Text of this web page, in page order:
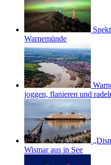
Warnemünde
joggen, flanieren und
Wismar aus in See